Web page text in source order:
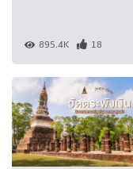
895.4K 18